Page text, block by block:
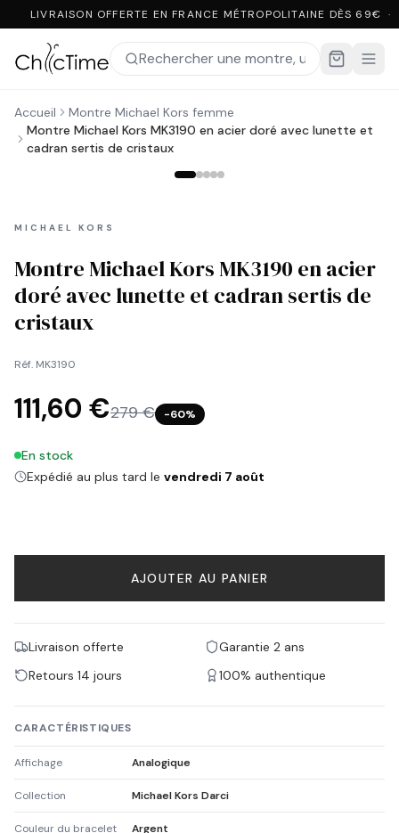
LIVRAISON OFFERTE EN FRANCE MÉTROPOLITAINE DÈS 69€
Accueil
Montre Michael Kors femme
Montre Michael Kors MK3190 en acier doré avec lunette et
cadran sertis de cristaux
MICHAEL KORS
Montre Michael Kors MK3190 en acier
doré avec lunette et cadran sertis de
cristaux
Réf. MK3190
111,60 €279 € −60%
En stock
Expédié au plus tard le vendredi 7 août
AJOUTER AU PANIER
Livraison offerte
Garantie 2 ans
Retours 14 jours
100% authentique
CARACTÉRISTIQUES
Affichage Analogique
Collection Michael Kors Darci
Couleur du bracelet Argent